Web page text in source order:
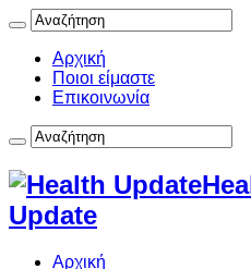
Αρχική
Ποιοι είμαστε
Επικοινωνία
Update
Αρχική